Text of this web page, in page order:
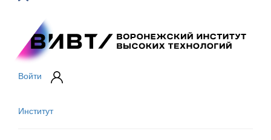
Войти
Институт